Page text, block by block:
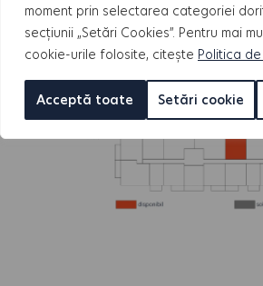
moment prin selectarea categoriei
secțiunii „Setări Cookies”. Pentru mai
cookie-urile folosite, citește Politica
Setări cookie
Acceptă toate